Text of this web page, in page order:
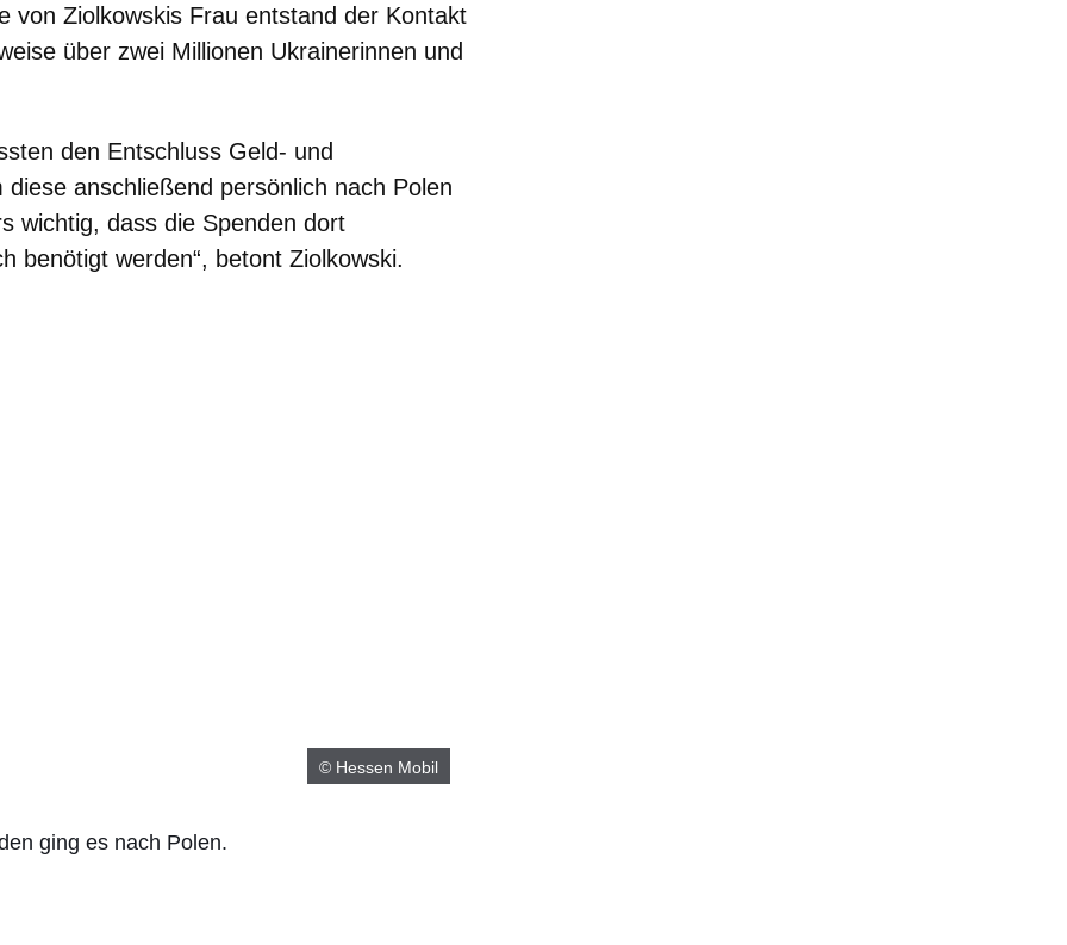
von Ziolkowskis Frau entstand der Kontakt
über zwei Millionen Ukrainerinnen und
den Entschluss Geld- und
anschließend persönlich nach Polen
wichtig, dass die Spenden dort
benötigt werden“, betont Ziolkowski.
© Hessen Mobil
ging es nach Polen.